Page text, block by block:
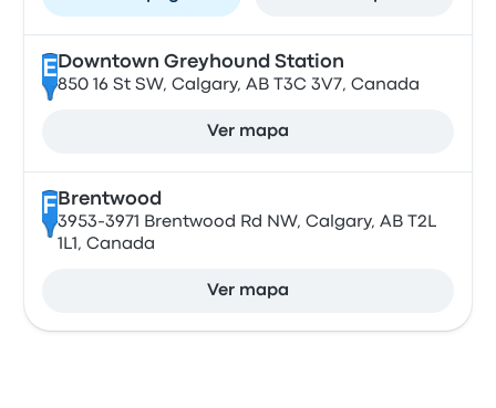
E Downtown Greyhound Station
850 16 St SW, Calgary, AB T3C 3V7, Canada
Ver mapa
F Brentwood
3953-3971 Brentwood Rd NW, Calgary, AB T2L
1L1, Canada
Ver mapa